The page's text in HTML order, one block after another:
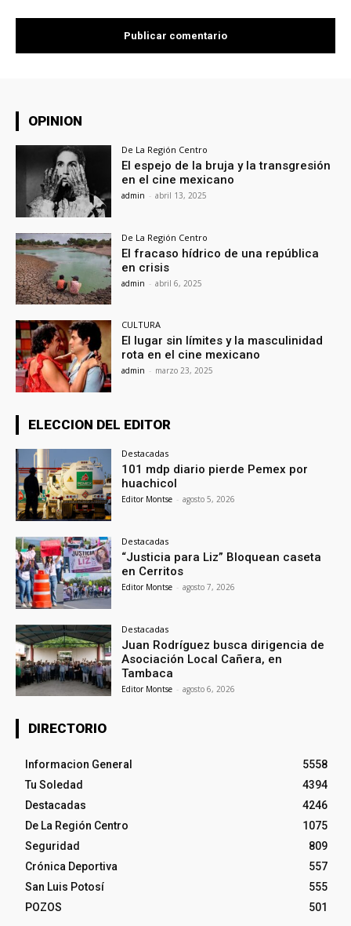
OPINION
De La Región Centro
El espejo de la bruja y la transgresión
en el cine mexicano
admin - abril 13, 2025
De La Región Centro
El fracaso hídrico de una república
en crisis
admin - abril 6, 2025
CULTURA
El lugar sin límites y la masculinidad
rota en el cine mexicano
admin - marzo 23, 2025
ELECCION DEL EDITOR
Destacadas
101 mdp diario pierde Pemex por
huachicol
Editor Montse - agosto 5, 2026
Destacadas
“Justicia para Liz” Bloquean caseta
en Cerritos
Editor Montse - agosto 7, 2026
Destacadas
Juan Rodríguez busca dirigencia de
Asociación Local Cañera, en
Tambaca
Editor Montse - agosto 6, 2026
DIRECTORIO
Informacion General
5558
Tu Soledad
4394
Destacadas
4246
De La Región Centro
1075
Seguridad
809
Crónica Deportiva
557
San Luis Potosí
555
POZOS
501